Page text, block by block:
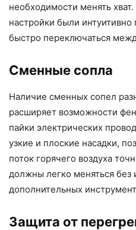
необходимости менять
настройки были интуитивно
быстро переключаться
Сменные сопла
Наличие сменных сопел
расширяет возможности
пайки электрических
узкие и плоские насадки,
поток горячего воздуха
должны легко меняться без
дополнительных
Защита от